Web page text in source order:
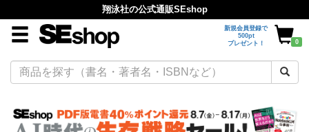
翔泳社の公式通販SEshop
新規会員登録で
500pt
プレゼント！
0